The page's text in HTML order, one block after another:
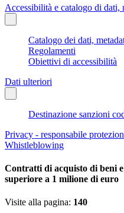
Accessibilità e catalogo di dati,
Catalogo dei dati,
Regolamenti
Obiettivi di accessibilità
Dati ulteriori
Destinazione sanzioni
Privacy - responsabile
Whistleblowing
Contratti di acquisto di beni
superiore a 1 milione di euro
Visite alla pagina: 140